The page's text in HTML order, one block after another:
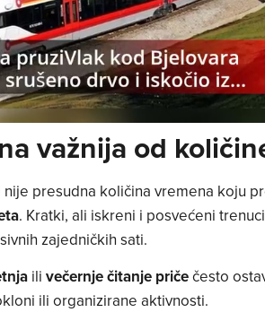
važnija od
presudna količina vremena koju
. Kratki, ali iskreni i posvećeni
zajedničkih sati.
ili večernje čitanje pričečesto
ili organizirane aktivnosti.